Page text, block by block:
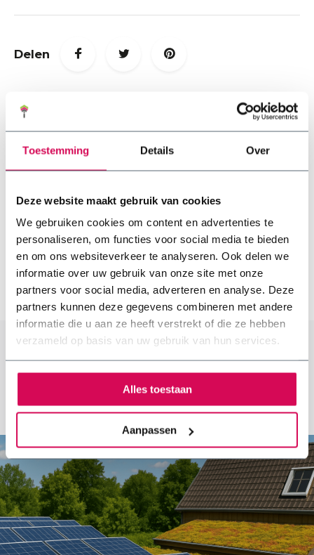
Toestemming Details Over
Deze website maakt gebruik van cookies
We gebruiken cookies om content en advertenties te
personaliseren, om functies voor social media te bieden
en om ons websiteverkeer te analyseren. Ook delen we
informatie over uw gebruik van onze site met onze
partners voor social media, adverteren en analyse. Deze
partners kunnen deze gegevens combineren met andere
informatie die u aan ze heeft verstrekt of die ze hebben
verzameld op basis van uw gebruik van hun services.
Alles toestaan
Aanpassen
Delen
Reacties
Bekijk reacties op "Voordelen van
Laat een reactie achter
Recente artikelen